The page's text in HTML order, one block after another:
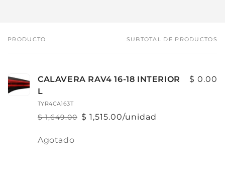
Tu
PRODUCTO SUBTOTAL DE PRODUCTOS
CALAVERA RAV4 16-18 INTERIOR
L
TYR4CA163T
Precio
$ 1,649.00
Precio
oferta
$ 1,515.00/unidad
$ 0.00
Cantidad
Agotado